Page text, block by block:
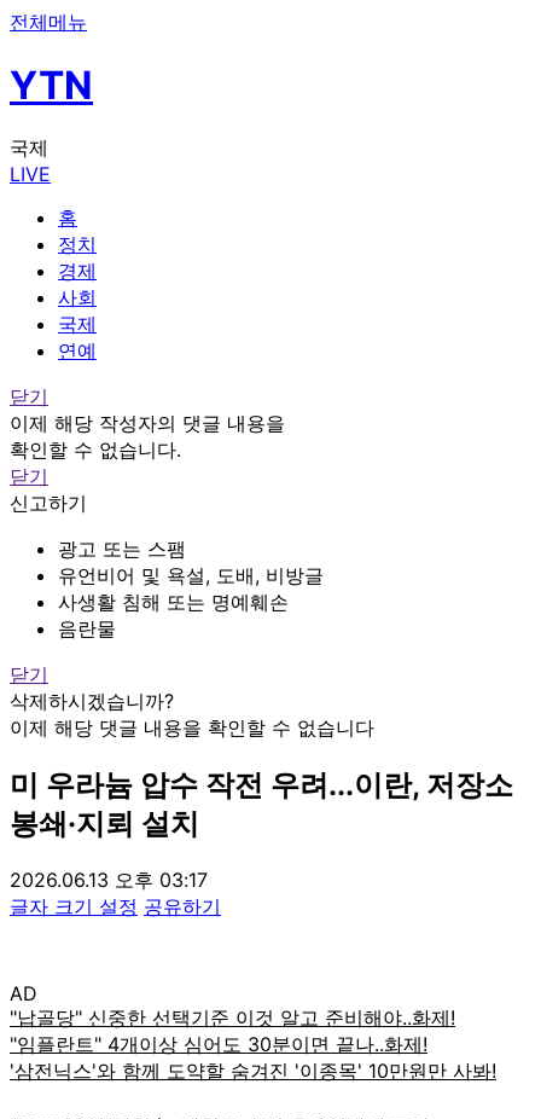
전체메뉴
YTN
국제
LIVE
홈
정치
경제
사회
국제
연예
닫기
이제 해당 작성자의 댓글 내용을
확인할 수 없습니다.
닫기
신고하기
광고 또는 스팸
유언비어 및 욕설, 도배, 비방글
사생활 침해 또는 명예훼손
음란물
닫기
삭제하시겠습니까?
이제 해당 댓글 내용을 확인할 수 없습니다
미 우라늄 압수 작전 우려...이란, 저장소
봉쇄·지뢰 설치
2026.06.13 오후 03:17
글자 크기 설정 공유하기
AD